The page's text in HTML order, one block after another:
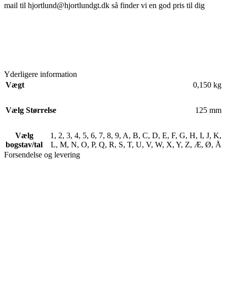
mail til hjortlund@hjortlundgt.dk så finder vi en god pris til dig
Yderligere information
Vægt
0,150 kg
Vælg Størrelse 125 mm
Vælg
bogstav/tal
1 , 2, 3, 4, 5, 6, 7, 8, 9, A, B, C, D, E, F, G, H, I, J, K,
L, M, N, O, P, Q, R, S, T, U, V, W, X, Y, Z, Æ, Ø, Å
Forsendelse og levering